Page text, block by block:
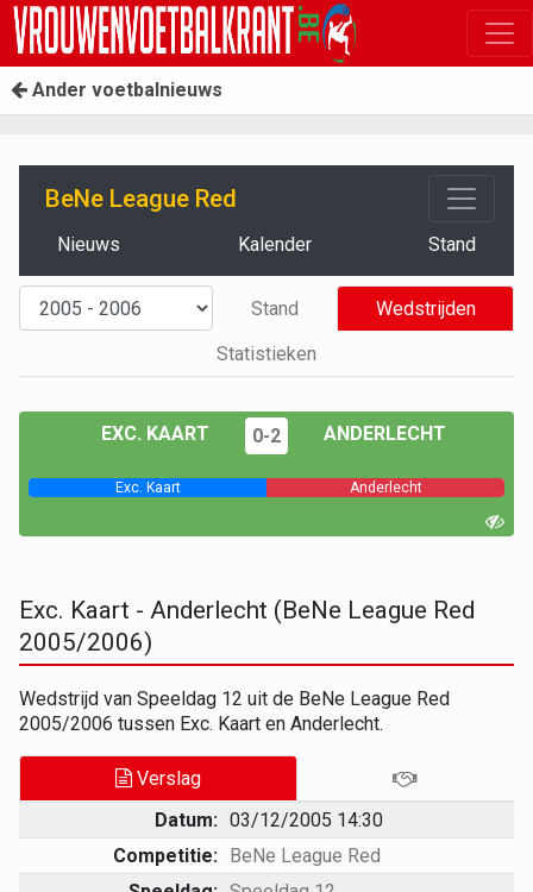
Ander voetbalnieuws
BeNe League Red
Nieuws Kalender Stand
Stand
Wedstrijden
Statistieken
EXC. KAART 0-2 ANDERLECHT
Exc. Kaart Anderlecht
Exc. Kaart - Anderlecht (BeNe League Red
2005/2006)
Wedstrijd van Speeldag 12 uit de BeNe League Red
2005/2006 tussen Exc. Kaart en Anderlecht.
Verslag
Datum: 03/12/2005 14:30
Competitie: BeNe League Red